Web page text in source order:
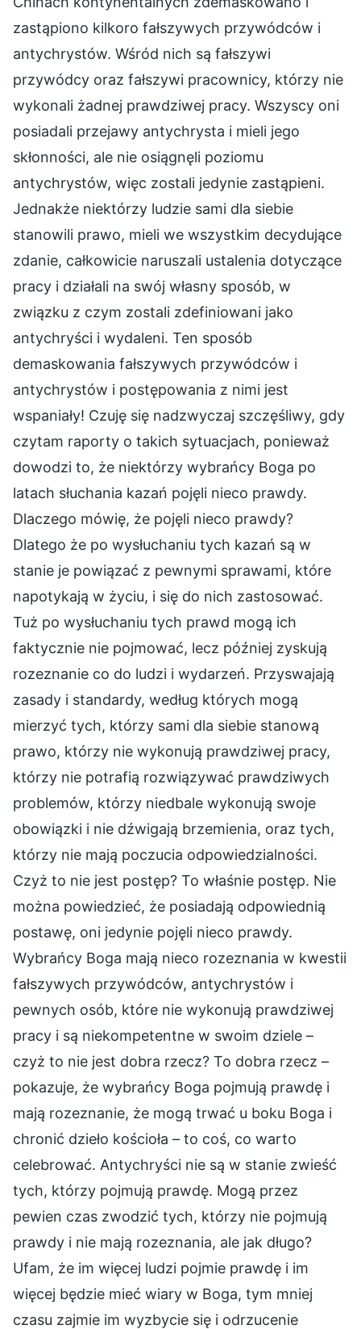
zastąpiono kilkoro fałszywych przywódców i
antychrystów. Wśród nich są fałszywi
przywódcy oraz fałszywi pracownicy, którzy nie
wykonali żadnej prawdziwej pracy. Wszyscy oni
posiadali przejawy antychrysta i mieli jego
skłonności, ale nie osiągnęli poziomu
antychrystów, więc zostali jedynie zastąpieni.
Jednakże niektórzy ludzie sami dla siebie
stanowili prawo, mieli we wszystkim decydujące
zdanie, całkowicie naruszali ustalenia dotyczące
pracy i działali na swój własny sposób, w
związku z czym zostali zdefiniowani jako
antychryści i wydaleni. Ten sposób
demaskowania fałszywych przywódców i
antychrystów i postępowania z nimi jest
wspaniały! Czuję się nadzwyczaj szczęśliwy, gdy
czytam raporty o takich sytuacjach, ponieważ
dowodzi to, że niektórzy wybrańcy Boga po
latach słuchania kazań pojęli nieco prawdy.
Dlaczego mówię, że pojęli nieco prawdy?
Dlatego że po wysłuchaniu tych kazań są w
stanie je powiązać z pewnymi sprawami, które
napotykają w życiu, i się do nich zastosować.
Tuż po wysłuchaniu tych prawd mogą ich
faktycznie nie pojmować, lecz później zyskują
rozeznanie co do ludzi i wydarzeń. Przyswajają
zasady i standardy, według których mogą
mierzyć tych, którzy sami dla siebie stanową
prawo, którzy nie wykonują prawdziwej pracy,
którzy nie potrafią rozwiązywać prawdziwych
problemów, którzy niedbale wykonują swoje
obowiązki i nie dźwigają brzemienia, oraz tych,
którzy nie mają poczucia odpowiedzialności.
Czyż to nie jest postęp? To właśnie postęp. Nie
można powiedzieć, że posiadają odpowiednią
postawę, oni jedynie pojęli nieco prawdy.
Wybrańcy Boga mają nieco rozeznania w kwestii
fałszywych przywódców, antychrystów i
pewnych osób, które nie wykonują prawdziwej
pracy i są niekompetentne w swoim dziele –
czyż to nie jest dobra rzecz? To dobra rzecz –
pokazuje, że wybrańcy Boga pojmują prawdę i
mają rozeznanie, że mogą trwać u boku Boga i
chronić dzieło kościoła – to coś, co warto
celebrować. Antychryści nie są w stanie zwieść
tych, którzy pojmują prawdę. Mogą przez
pewien czas zwodzić tych, którzy nie pojmują
prawdy i nie mają rozeznania, ale jak długo?
Ufam, że im więcej ludzi pojmie prawdę i im
więcej będzie mieć wiary w Boga, tym mniej
czasu zajmie im wyzbycie się i odrzucenie